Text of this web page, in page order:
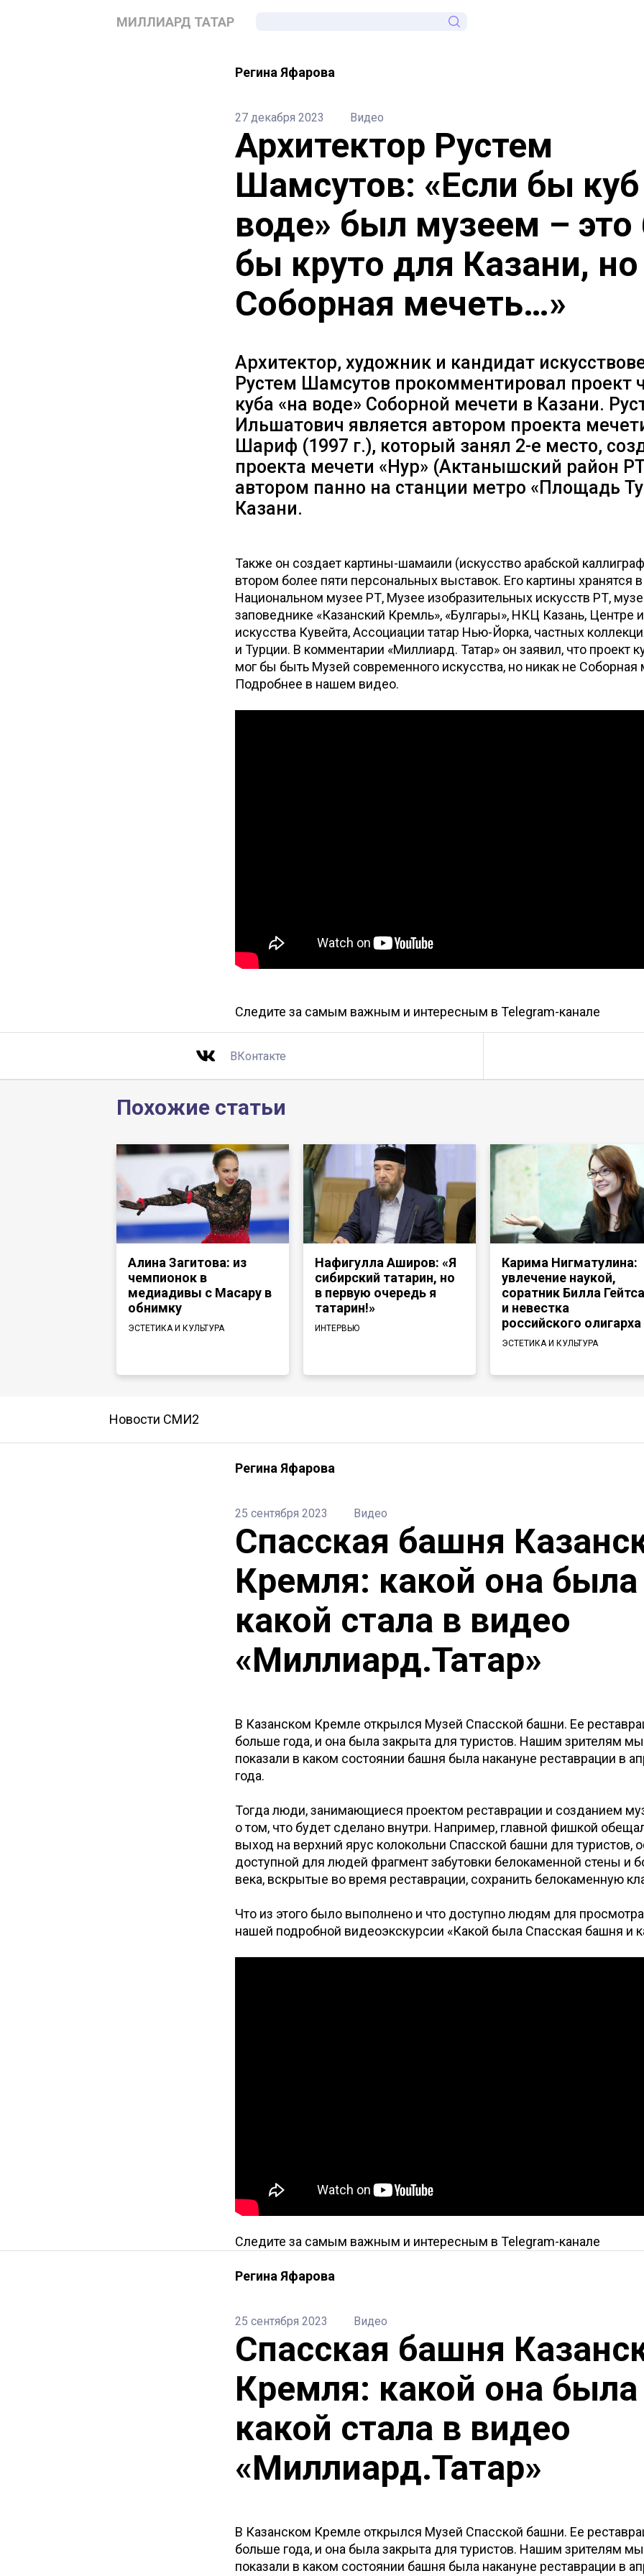
МИЛЛИАРД ТАТАР
Регина Яфарова
27 декабря 2023 Видео
Архитектор Рустем
Шамсутов: «Если бы куб
воде» был музеем –
бы круто для Казани, но
Соборная мечеть…»
Архитектор, художник и кандидат
Рустем Шамсутов прокомментировал проект
куба «на воде» Соборной мечети в Казани.
Ильшатович является автором проекта
Шариф (1997 г.), который занял 2-е место,
проекта мечети «Нур» (Актанышский район
автором панно на станции метро «Площадь
Казани.
Также он создает картины-шамаили (искусство арабской
втором более пяти персональных выставок. Его картины хранятся в
Национальном музее РТ, Музее изобразительных искусств РТ,
заповеднике «Казанский Кремль», «Булгары», НКЦ Казань, Центре
искусства Кувейта, Ассоциации татар Нью-Йорка, частных
и Турции. В комментарии «Миллиард. Татар» он заявил, что проект
мог бы быть Музей современного искусства, но никак не Соборная
Подробнее в нашем видео.
Следите за самым важным и интересным в Telegram-канале
ВКонтакте
Похожие статьи
Алина Загитова: из
чемпионок в
медиадивы с Масару в
обнимку
ЭСТЕТИКА И КУЛЬТУРА
Нафигулла Аширов: «Я
сибирский татарин, но
в первую очередь я
татарин!»
ИНТЕРВЬЮ
Карима Нигматулина:
увлечение наукой,
соратник Билла Гейтса
и невестка
российского олигарха
ЭСТЕТИКА И КУЛЬТУРА
Новости СМИ2
Регина Яфарова
25 сентября 2023 Видео
Спасская башня
Кремля: какой она была
какой стала в видео
«Миллиард.Татар»
В Казанском Кремле открылся Музей Спасской башни. Ее
больше года, и она была закрыта для туристов. Нашим зрителям
показали в каком состоянии башня была накануне реставрации в
года.
Тогда люди, занимающиеся проектом реставрации и созданием
о том, что будет сделано внутри. Например, главной фишкой
выход на верхний ярус колокольни Спасской башни для туристов,
доступной для людей фрагмент забутовки белокаменной стены и
века, вскрытые во время реставрации, сохранить белокаменную
Что из этого было выполнено и что доступно людям для
нашей подробной видеоэкскурсии «Какой была Спасская башня и
Следите за самым важным и интересным в Telegram-канале
Регина Яфарова
25 сентября 2023 Видео
Спасская башня
Кремля: какой она была
какой стала в видео
«Миллиард.Татар»
В Казанском Кремле открылся Музей Спасской башни. Ее
больше года, и она была закрыта для туристов. Нашим зрителям
показали в каком состоянии башня была накануне реставрации в